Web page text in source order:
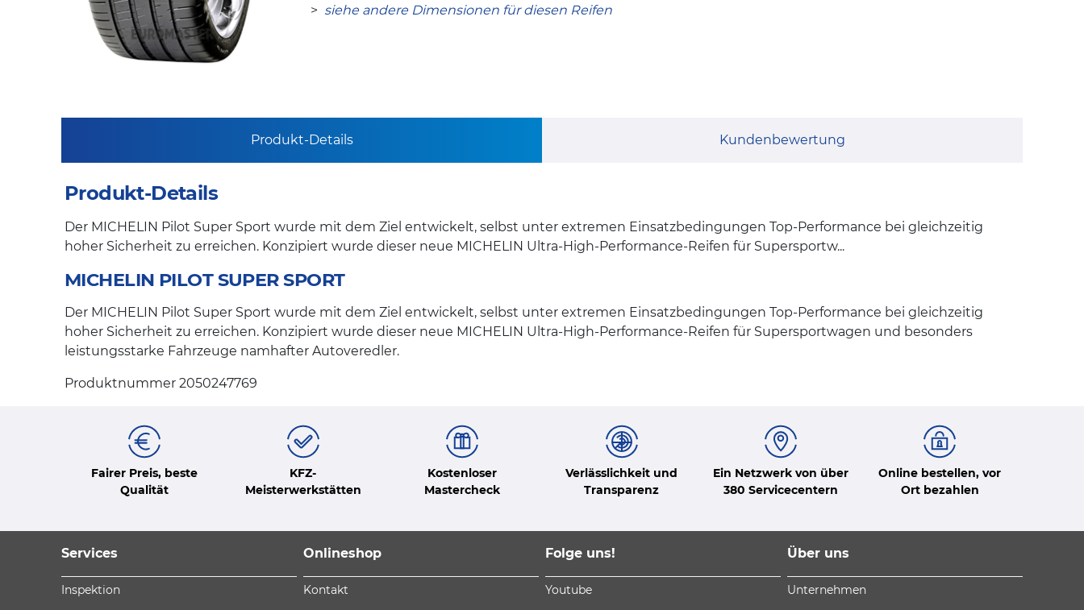
> siehe andere Dimensionen für diesen Reifen
Produkt-Details Kundenbewertung
Produkt-Details
Der MICHELIN Pilot Super Sport wurde mit dem Ziel entwickelt, selbst unter extremen Einsatzbedingungen Top-Performance bei gleichzeitig
hoher Sicherheit zu erreichen. Konzipiert wurde dieser neue MICHELIN Ultra-High-Performance-Reifen für Supersportw...
MICHELIN PILOT SUPER SPORT
Der MICHELIN Pilot Super Sport wurde mit dem Ziel entwickelt, selbst unter extremen Einsatzbedingungen Top-Performance bei gleichzeitig
hoher Sicherheit zu erreichen. Konzipiert wurde dieser neue MICHELIN Ultra-High-Performance-Reifen für Supersportwagen und besonders
leistungsstarke Fahrzeuge namhafter Autoveredler.
Produktnummer 2050247769
Fairer Preis, beste
Qualität
KFZ-
Meisterwerkstätten
Kostenloser
Mastercheck
Verlässlichkeit und
Transparenz
Ein Netzwerk von über
380 Servicecentern
Online bestellen, vor
Ort bezahlen
Services
Inspektion
Onlineshop
Kontakt
Folge uns!
Youtube
Über uns
Unternehmen